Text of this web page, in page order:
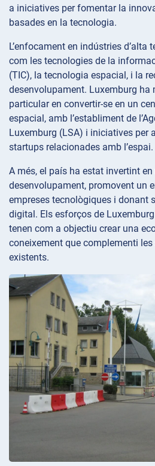
a iniciatives per fomentar la
basades en la tecnologia.
L’enfocament en indústries d’alta
com les tecnologies de la
(TIC), la tecnologia espacial, i la
desenvolupament. Luxemburg ha
particular en convertir-se en un
espacial, amb l’establiment de
Luxemburg (LSA) i iniciatives per
startups relacionades amb l’espai.
A més, el país ha estat invertint en
desenvolupament, promovent un
empreses tecnològiques i donant
digital. Els esforços de
tenen com a objectiu crear una
coneixement que complementi
existents.